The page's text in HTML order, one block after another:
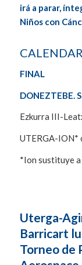
irá a parar,
Niños con
FINAL
DONEZTEBE.
Ezkurra III-
UTERGA-ION*
*Ion sustituye
Uterga-
Barricart
Torneo de